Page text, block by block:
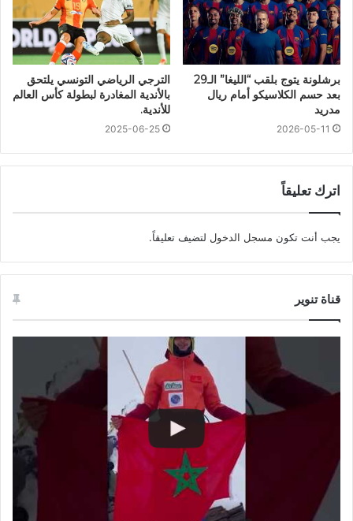
برشلونة يتوج بلقب “الليغا” الـ29
بعد حسم الكلاسيكو أمام ريال
مدريد
2026-05-11
الترجي الرياضي التونسي يلتحق
بالأندية المغادرة لبطولة كأس العالم
للأندية.
2025-06-25
اترك تعليقاً
يجب أنت تكون مسجل الدخول لتضيف تعليقاً.
قناة تنوير